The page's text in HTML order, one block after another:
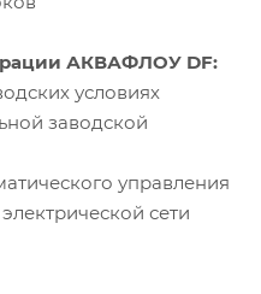
АКВАФЛОУ DF:
условиях
заводской
управления
сети